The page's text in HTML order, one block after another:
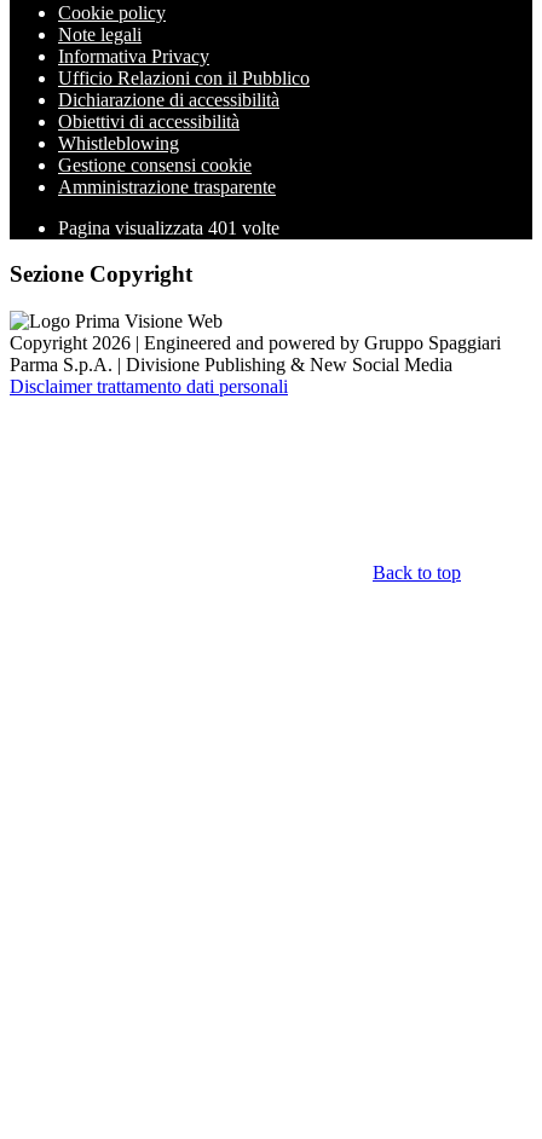
Cookie policy
Note legali
Informativa Privacy
Ufficio Relazioni con il Pubblico
Dichiarazione di accessibilità
Obiettivi di accessibilità
Whistleblowing
Gestione consensi cookie
Amministrazione trasparente
Pagina visualizzata 401 volte
Sezione Copyright
Copyright 2026 | Engineered and powered by Gruppo Spaggiari
Parma S.p.A. | Divisione Publishing & New Social Media
Disclaimer trattamento dati personali
Back to top